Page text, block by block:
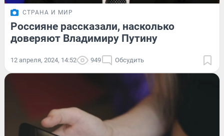
СТРАНА И МИР
Россияне рассказали, насколько
доверяют Владимиру Путину
12 апреля, 2024, 14:52 949 Обсудить